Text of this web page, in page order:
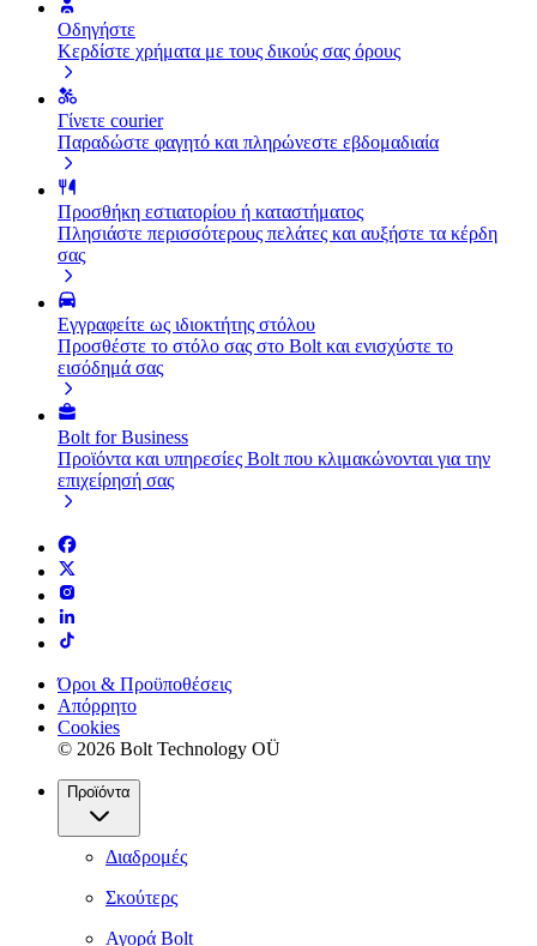
Οδηγήστε
Κερδίστε χρήματα με τους δικούς σας όρους
Γίνετε courier
Παραδώστε φαγητό και πληρώνεστε εβδομαδιαία
Προσθήκη εστιατορίου ή καταστήματος
Πλησιάστε περισσότερους πελάτες και αυξήστε τα κέρδη
σας
Εγγραφείτε ως ιδιοκτήτης στόλου
Προσθέστε το στόλο σας στο Bolt και ενισχύστε το
εισόδημά σας
Bolt for Business
Προϊόντα και υπηρεσίες Bolt που κλιμακώνονται για την
επιχείρησή σας
Όροι & Προϋποθέσεις
Απόρρητο
Cookies
© 2026 Bolt Technology OÜ
Προϊόντα
Διαδρομές
Σκούτερς
Αγορά Bolt